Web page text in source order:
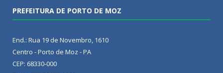
PREFEITURA DE PORTO DE MOZ
End.: Rua 19 de Novembro, 1610
Centro - Porto de Moz - PA
CEP: 68330-000